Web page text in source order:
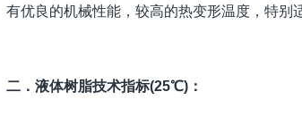
有优良的机械性能，较高的热变形温度，特别
二．液体树脂技术指标(25℃)：